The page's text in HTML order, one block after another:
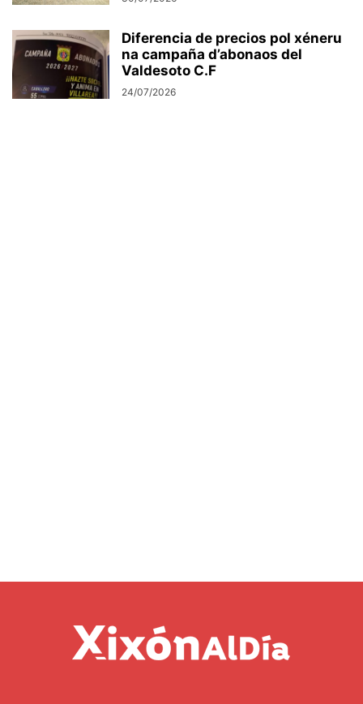
Diferencia de precios pol xéneru
na campaña d’abonaos del
Valdesoto C.F
24/07/2026